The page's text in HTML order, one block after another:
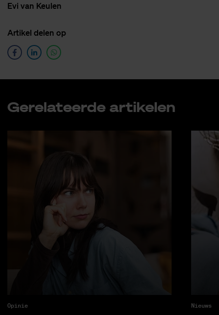
Evi van Keu­len
Ar­ti­kel de­len op
Ge­re­la­teer­de ar­ti­ke­len
Opinie Nieuws